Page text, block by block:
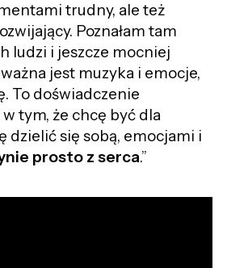
trudny, ale też
Poznałam tam
ludzi i jeszcze mocniej
jest muzyka i emocje,
To doświadczenie
tym, że chcę być dla
dzielić się sobą, emocjami i
prosto z serca.”